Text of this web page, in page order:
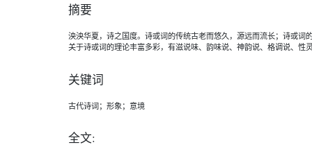
摘要
泱泱华夏，诗之国度。诗或词的传统古老而悠久，源远而流长；诗或词
关于诗或词的理论丰富多彩，有滋说味、韵味说、神韵说、格调说、性
关键词
古代诗词；形象；意境
全文: